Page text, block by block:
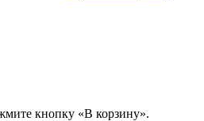
кнопку «В корзину».